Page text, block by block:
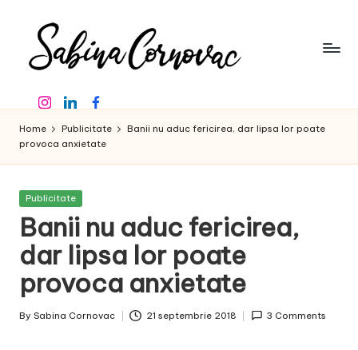
content
a
b
in
a
C
o
r
n
creator
de
conținut
de
ani
-
InstagramLinkedinFacebook
Home Publicitate
Banii nu aduc fericirea, dar lipsa lor poate
provoca anxietate
Posted
Publicitate
Banii nu aduc fericirea,
dar lipsa lor poate
provoca anxietate
Posted
By Sabina Cornovac 21 septembrie 2018 3 Comments